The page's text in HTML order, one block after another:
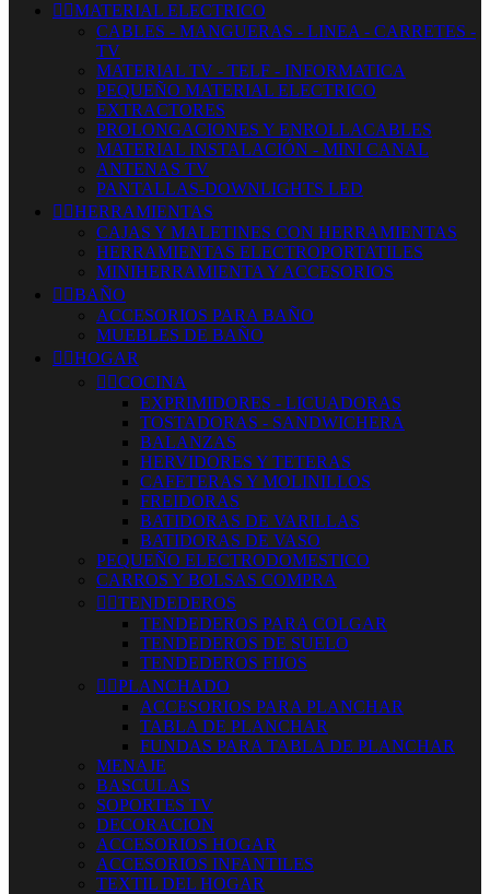
 MATERIAL ELECTRICO
CABLES - MANGUERAS - LINEA - CARRETES -
TV
MATERIAL TV - TELF - INFORMATICA
PEQUEÑO MATERIAL ELECTRICO
EXTRACTORES
PROLONGACIONES Y ENROLLACABLES
MATERIAL INSTALACIÓN - MINI CANAL
ANTENAS TV
PANTALLAS-DOWNLIGHTS LED
 HERRAMIENTAS
CAJAS Y MALETINES CON HERRAMIENTAS
HERRAMIENTAS ELECTROPORTATILES
MINIHERRAMIENTA Y ACCESORIOS
 BAÑO
ACCESORIOS PARA BAÑO
MUEBLES DE BAÑO
 HOGAR
 COCINA
EXPRIMIDORES - LICUADORAS
TOSTADORAS - SANDWICHERA
BALANZAS
HERVIDORES Y TETERAS
CAFETERAS Y MOLINILLOS
FREIDORAS
BATIDORAS DE VARILLAS
BATIDORAS DE VASO
PEQUEÑO ELECTRODOMESTICO
CARROS Y BOLSAS COMPRA
 TENDEDEROS
TENDEDEROS PARA COLGAR
TENDEDEROS DE SUELO
TENDEDEROS FIJOS
 PLANCHADO
ACCESORIOS PARA PLANCHAR
TABLA DE PLANCHAR
FUNDAS PARA TABLA DE PLANCHAR
MENAJE
BASCULAS
SOPORTES TV
DECORACION
ACCESORIOS HOGAR
ACCESORIOS INFANTILES
TEXTIL DEL HOGAR